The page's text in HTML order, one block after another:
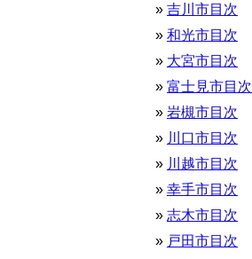
吉川市目次
和光市目次
大宮市目次
富士見市目次
岩槻市目次
川口市目次
川越市目次
幸手市目次
志木市目次
戸田市目次